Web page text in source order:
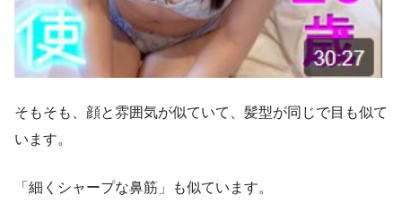
そもそも、顔と雰囲気が似ていて、髪型が同じで目も似て
います。
「細くシャープな鼻筋」も似ています。